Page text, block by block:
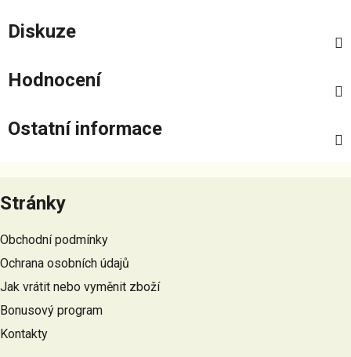
Diskuze
Hodnocení
Ostatní informace
á
p
a
í
Stránky
Obchodní podmínky
Ochrana osobních údajů
Jak vrátit nebo vyměnit zboží
Bonusový program
Kontakty